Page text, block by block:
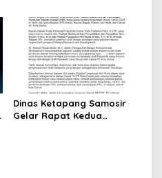
Konsisten Dorong Ekonomi
dan Dukung UMKM
Dinas Ketapang Samosir
Gelar Rapat Kedua